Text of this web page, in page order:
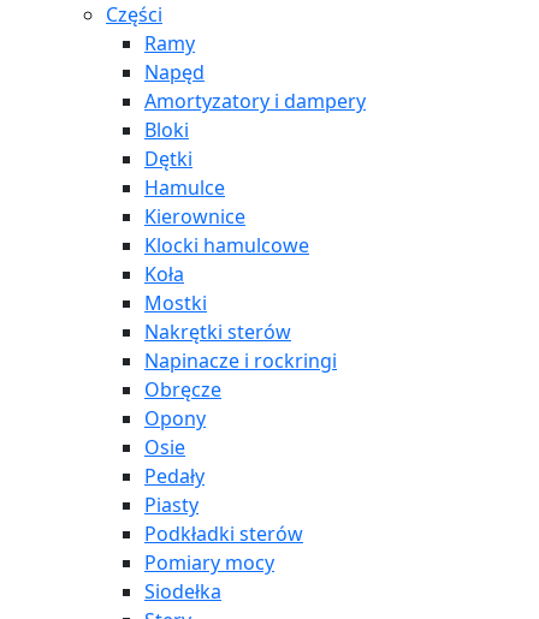
Części
Ramy
Napęd
Amortyzatory i dampery
Bloki
Dętki
Hamulce
Kierownice
Klocki hamulcowe
Koła
Mostki
Nakrętki sterów
Napinacze i rockringi
Obręcze
Opony
Osie
Pedały
Piasty
Podkładki sterów
Pomiary mocy
Siodełka